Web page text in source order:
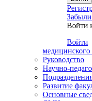
Забыли
Войти
Войти
Руководство
Научно-
Развитие
Основные